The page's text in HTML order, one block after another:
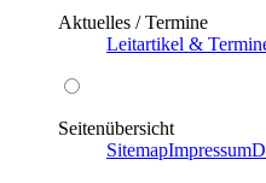
Aktuelles / Termine
Leitartikel &
Seitenübersicht
SitemapImpressum